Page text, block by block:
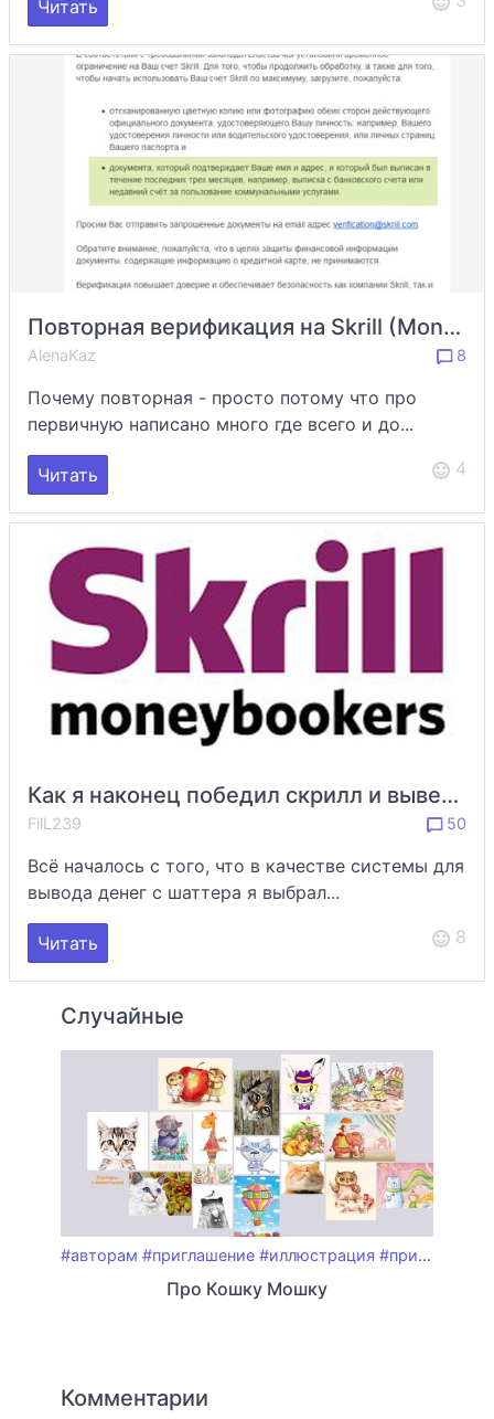
Читать
Повторная верификация на Skrill (Moneybookers)
AlenaKaz 8
Почему повторная - просто потому что про
первичную написано много где всего и до...
Читать 4
Как я наконец победил скрилл и вывел свои деньги
FilL239 50
Всё началось с того, что в качестве системы для
вывода денег с шаттера я выбрал...
Читать 8
Случайные
#авторам #приглашение #иллюстрация #принтшопы
Про Кошку Мошку
Комментарии